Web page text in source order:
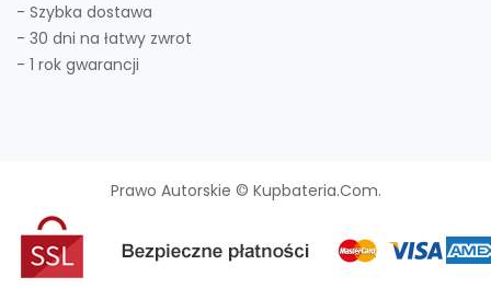
- Szybka dostawa
- 30 dni na łatwy zwrot
- 1 rok gwarancji
Prawo Autorskie © Kupbateria.com.